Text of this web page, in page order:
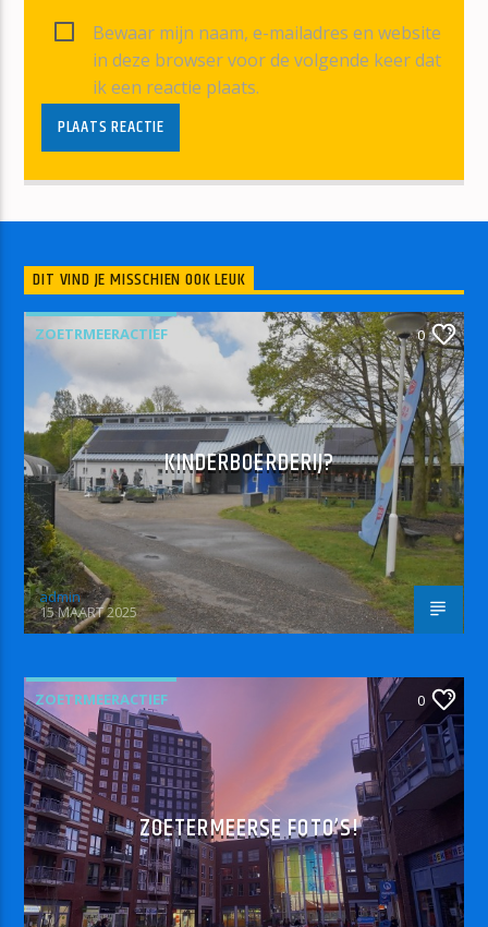
Bewaar mijn naam, e-mailadres en website
in deze browser voor de volgende keer dat
ik een reactie plaats.
DIT VIND JE MISSCHIEN OOK LEUK
ZOETRMEERACTIEF 0
KINDERBOERDERIJ?
admin
15 MAART 2025
ZOETRMEERACTIEF 0
ZOETERMEERSE FOTO’S!